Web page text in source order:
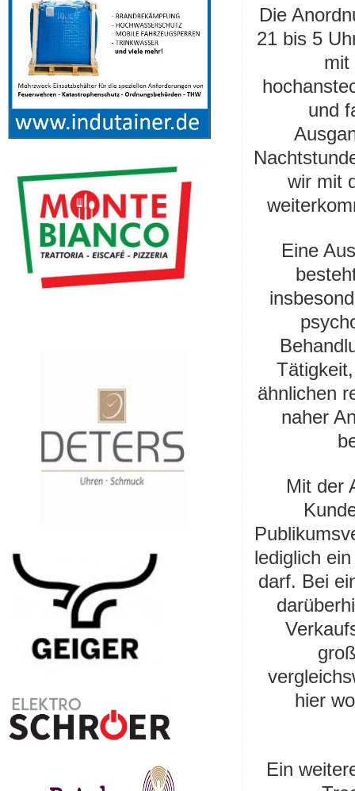
Die
21 bis 5
mit
und
wir mit
Eine
ähnlichen
naher
Mit der
lediglich
darf. Bei
hier
Ein